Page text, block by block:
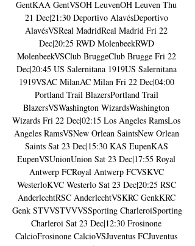
GentKAA GentVSOH LeuvenOH Leuven Thu
21 Dec|21:30 Deportivo AlavésDeportivo
AlavésVSReal MadridReal Madrid Fri 22
Dec|20:25 RWD MolenbeekRWD
MolenbeekVSClub BruggeClub Brugge Fri 22
Dec|20:45 US Salernitana 1919US Salernitana
1919VSAC MilanAC Milan Fri 22 Dec|04:00
Portland Trail BlazersPortland Trail
BlazersVSWashington WizardsWashington
Wizards Fri 22 Dec|02:15 Los Angeles RamsLos
Angeles RamsVSNew Orlean SaintsNew Orlean
Saints Sat 23 Dec|15:30 KAS EupenKAS
EupenVSUnionUnion Sat 23 Dec|17:55 Royal
Antwerp FCRoyal Antwerp FCVSKVC
WesterloKVC Westerlo Sat 23 Dec|20:25 RSC
AnderlechtRSC AnderlechtVSKRC GenkKRC
Genk STVVSTVVVSSporting CharleroiSporting
Charleroi Sat 23 Dec|12:30 Frosinone
CalcioFrosinone CalcioVSJuventus FCJuventus